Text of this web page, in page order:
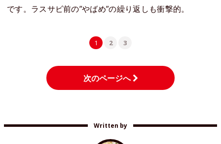
です。ラスサビ前の”やばめ”の繰り返しも衝撃的。
1 2 3
次のページへ
Written by